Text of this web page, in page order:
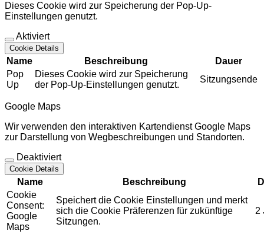
Dieses Cookie wird zur Speicherung der Pop-Up-
Einstellungen genutzt.
Aktiviert
Cookie Details
Name Beschreibung
Dauer
Pop
Up
Dieses Cookie wird zur Speicherung
der Pop-Up-Einstellungen genutzt.
Sitzungsende
Google Maps
Wir verwenden den interaktiven Kartendienst Google Maps
zur Darstellung von Wegbeschreibungen und Standorten.
Deaktiviert
Cookie Details
Name Beschreibung
Cookie
Consent:
Google
Maps
Speichert die Cookie Einstellungen und merkt
sich die Cookie Präferenzen für zukünftige
Sitzungen.
2